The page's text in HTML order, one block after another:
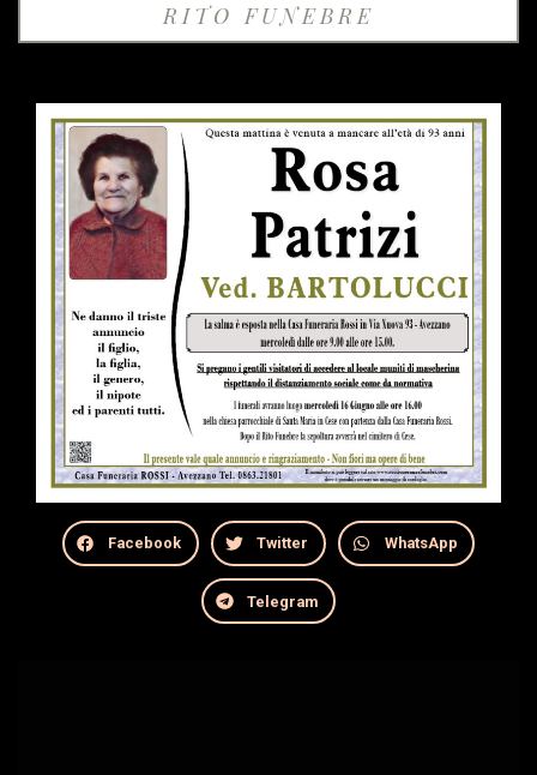
RITO FUNEBRE
Facebook Twitter WhatsApp
Telegram